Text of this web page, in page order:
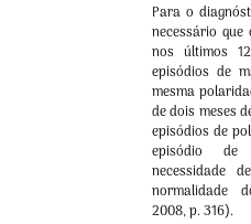
Para o
necessário
nos últimos
episódios de
mesma
de dois meses
episódios de
episódio de
necessidade
normalidade
2008, p. 316).